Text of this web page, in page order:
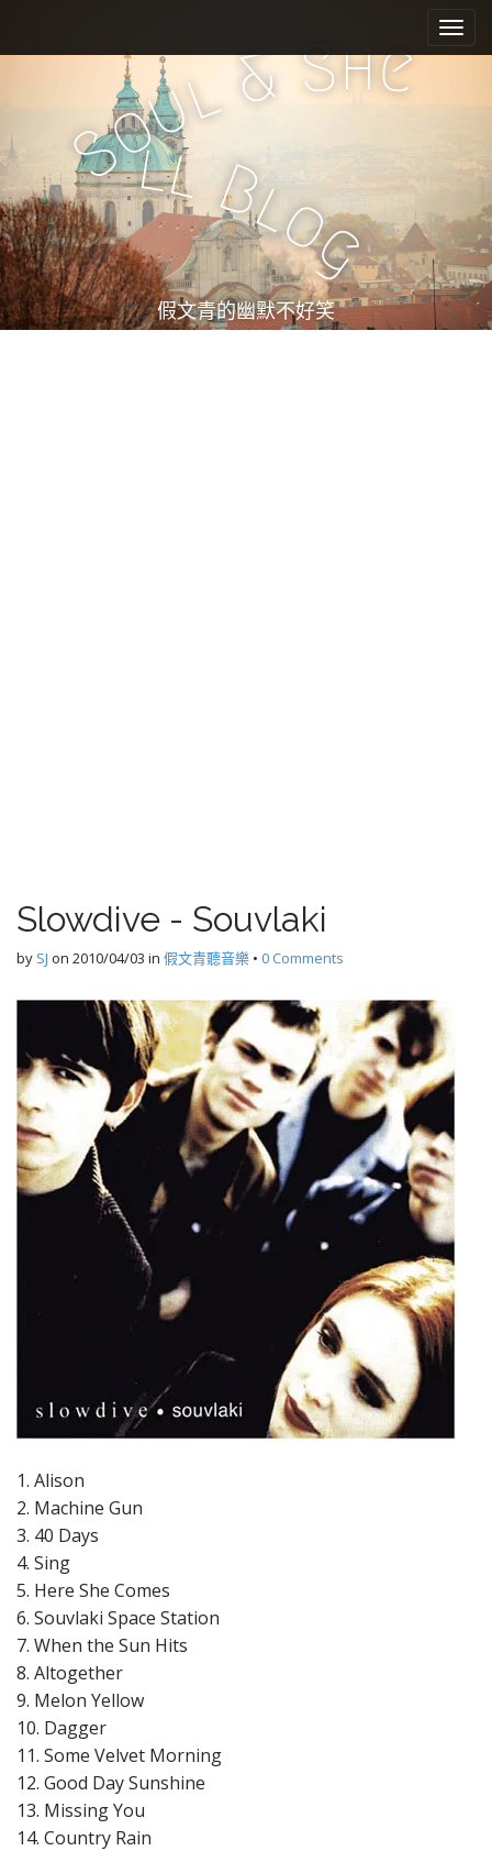
e
n
u
i
c
n
t
e
n
t
Soul&She
ll Bl
og
假文青的幽默不好笑
Slowdive - Souvlaki
by SJ on 2010/04/03 in 假文青聽音樂 • 0 Comments
1. Alison
2. Machine Gun
3. 40 Days
4. Sing
5. Here She Comes
6. Souvlaki Space Station
7. When the Sun Hits
8. Altogether
9. Melon Yellow
10. Dagger
11. Some Velvet Morning
12. Good Day Sunshine
13. Missing You
14. Country Rain